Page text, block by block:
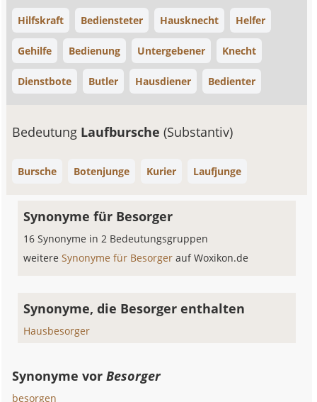
Hilfskraft Bediensteter Hausknecht Helfer
Gehilfe Bedienung Untergebener Knecht
Dienstbote Butler Hausdiener Bedienter
Bedeutung Laufbursche(Substantiv)
Bursche Botenjunge Kurier Laufjunge
Synonyme für Besorger
16 Synonyme in 2 Bedeutungsgruppen
weitereSynonyme für Besorgerauf Woxikon.de
Synonyme, die Besorger enthalten
Hausbesorger
Synonyme vorBesorger
besorgen